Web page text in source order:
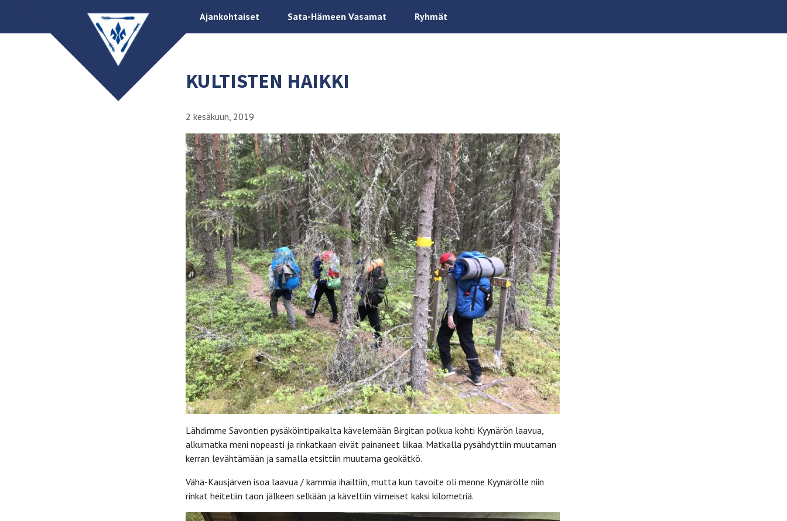
Ajankohtaiset Sata-Hämeen Vasamat Ryhmät
KULTISTEN HAIKKI
2 kesäkuun, 2019
Lähdimme Savontien pysäköintipaikalta kävelemään Birgitan polkua kohti Kyynärön laavua,
alkumatka meni nopeasti ja rinkatkaan eivät painaneet liikaa. Matkalla pysähdyttiin muutaman
kerran levähtämään ja samalla etsittiin muutama geokätkö.
Vähä-Kausjärven isoa laavua / kammia ihailtiin, mutta kun tavoite oli menne Kyynärölle niin
rinkat heitetiin taon jälkeen selkään ja käveltiin viimeiset kaksi kilometriä.